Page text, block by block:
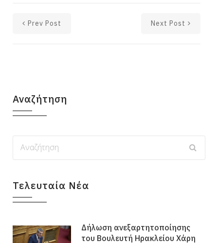
Prev Post Next Post
Αναζήτηση
Τελευταία Νέα
Δήλωση ανεξαρτητοποίησης
του Βουλευτή Ηρακλείου Χάρη